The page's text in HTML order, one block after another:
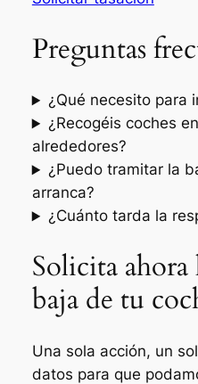
Preguntas
¿Qué necesito para
¿Recogéis coches
alrededores?
¿Puedo tramitar la
arranca?
¿Cuánto tarda la
Solicita ahora
baja de tu
Una sola acción, un
datos para que